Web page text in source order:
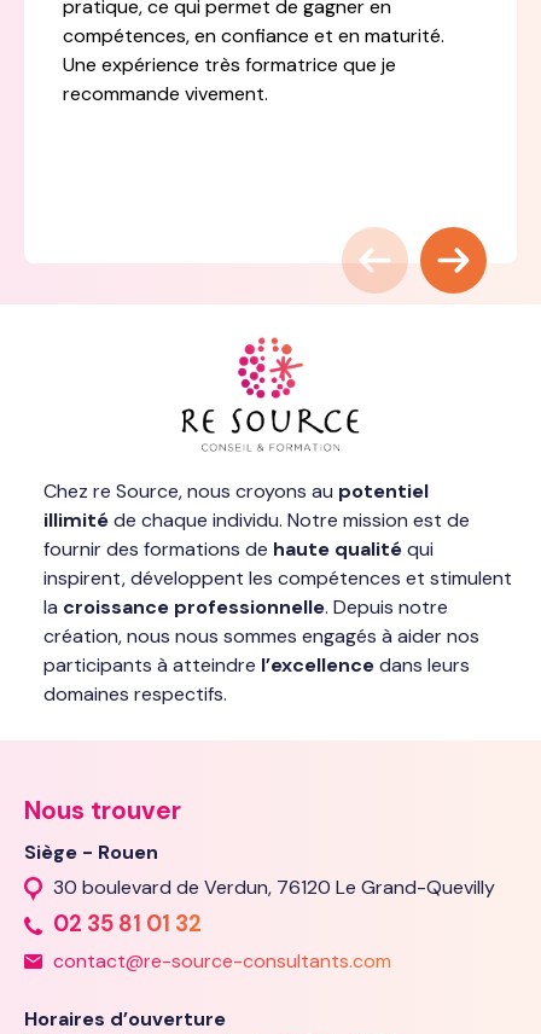
pratique, ce qui permet de gagner en
compétences, en confiance et en maturité.
Une expérience très formatrice que je
recommande vivement.
Chez re Source, nous croyons au potentiel
illimitéde chaque individu. Notre mission est de
fournir des formations de haute qualitéqui
inspirent, développent les compétences et stimulent
la croissance professionnelle. Depuis notre
création, nous nous sommes engagés à aider nos
participants à atteindre l’excellencedans leurs
domaines respectifs.
Nous trouver
Siège - Rouen
30 boulevard de Verdun, 76120 Le Grand-Quevilly
02 35 81 01 32
contact@re-source-consultants.com
Horaires d’ouverture